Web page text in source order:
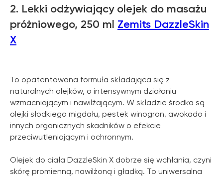
2. Lekki odżywiający olejek do masażu
próżniowego, 250 ml Zemits DazzleSkin
X
To opatentowana formuła składająca się z
naturalnych olejków, o intensywnym działaniu
wzmacniającym i nawilżającym. W składzie środka są
olejki słodkiego migdału, pestek winogron, awokado i
innych organicznych skadników o efekcie
przeciwutleniającym i ochronnym.
Olejek do ciała DazzleSkin X dobrze się wchłania, czyni
skórę promienną, nawilżoną i gładką. To uniwersalna